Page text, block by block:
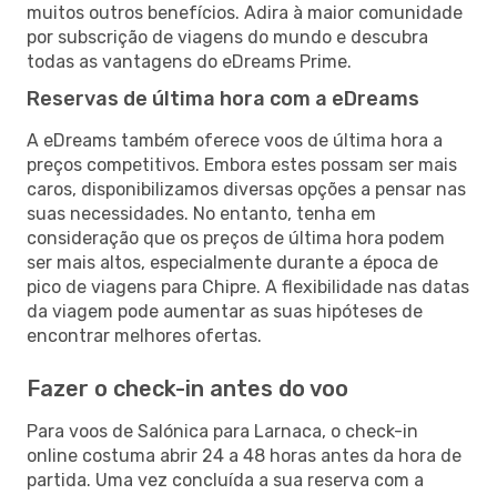
muitos outros benefícios. Adira à maior comunidade
por subscrição de viagens do mundo e descubra
todas as vantagens do eDreams Prime.
Reservas de última hora com a eDreams
A eDreams também oferece voos de última hora a
preços competitivos. Embora estes possam ser mais
caros, disponibilizamos diversas opções a pensar nas
suas necessidades. No entanto, tenha em
consideração que os preços de última hora podem
ser mais altos, especialmente durante a época de
pico de viagens para Chipre. A flexibilidade nas datas
da viagem pode aumentar as suas hipóteses de
encontrar melhores ofertas.
Fazer o check-in antes do voo
Para voos de Salónica para Larnaca, o check-in
online costuma abrir 24 a 48 horas antes da hora de
partida. Uma vez concluída a sua reserva com a